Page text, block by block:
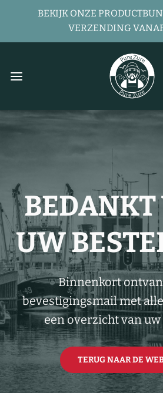
BEKIJK ONZE
VERZENDING
BEDANKT
UW
Binnenkort
bevestigingsmail met
een overzicht van
TERUG NAAR DE